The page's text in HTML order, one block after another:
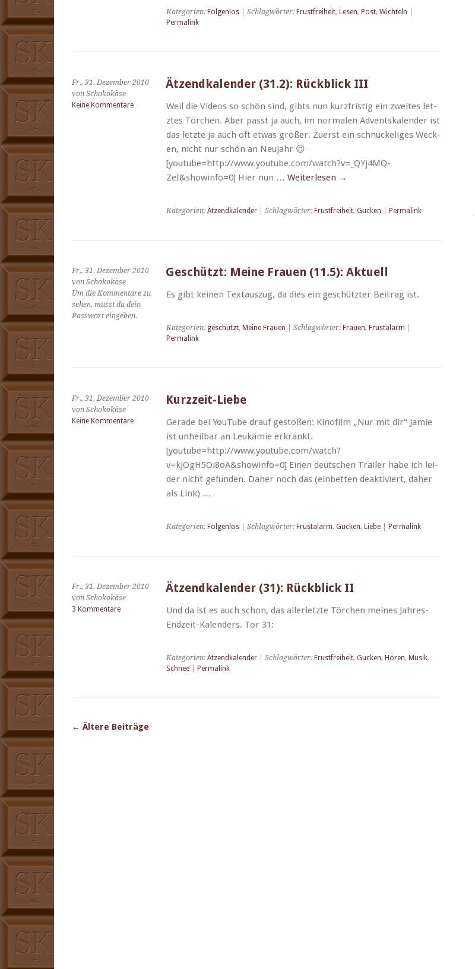
Kategorien: Folgenlos| Schlagwörter: Frustfreiheit, Lesen, Post, Wichteln
Permalink
Fr., 31. Dezember 2010
von Schokokäse
Keine Kommentare
Ätzendkalender (31.2): Rückblick III
Weil die Videos so schön sind, gibts nun kurzfristig ein zweites let­
ztes Törchen. Aber passt ja auch, im nor­malen Adventskalen­der ist
das let­zte ja auch oft etwas größer. Zuerst ein schnuck­e­liges Weck­
en, nicht nur schön an Neu­jahr 😉
[youtube=http://www.youtube.com/watch?v=_QYj4MQ-
ZeI&showinfo=0] Hier nun … Weit­er­lesen →
Kategorien: Ätzendkalender| Schlagwörter: Frustfreiheit, Gucken Permalink
Fr., 31. Dezember 2010
von Schokokäse
Um die Kommentare zu
sehen, musst du dein
Passwort eingeben.
Geschützt: Meine Frauen (11.5): Aktuell
Es gibt keinen Tex­tauszug, da dies ein geschützter Beitrag ist.
Kategorien: geschützt, Meine Frauen | Schlagwörter: Frauen, Frustalarm
Permalink
Fr., 31. Dezember 2010
von Schokokäse
Keine Kommentare
Kurzzeit-Liebe
Ger­ade bei YouTube drauf gestoßen: Kinofilm „Nur mit dir“ Jamie
ist unheil­bar an Leukämie erkrankt.
[youtube=http://www.youtube.com/watch?
v=kJOgH5Oi8oA&showinfo=0] Einen deutschen Trail­er habe ich lei­
der nicht gefun­den. Daher noch das (ein­bet­ten deak­tiviert, daher
als Link) …
Kategorien: Folgenlos| Schlagwörter: Frustalarm, Gucken, Liebe| Permalink
Fr., 31. Dezember 2010
von Schokokäse
3 Kommentare
Ätzendkalender (31): Rückblick II
Und da ist es auch schon, das aller­let­zte Törchen meines Jahres-
Endzeit-Kalen­ders. Tor 31:
Kategorien: Ätzendkalender| Schlagwörter: Frustfreiheit, Gucken, Hören, Musik,
Schnee| Permalink
← Ältere Beiträge